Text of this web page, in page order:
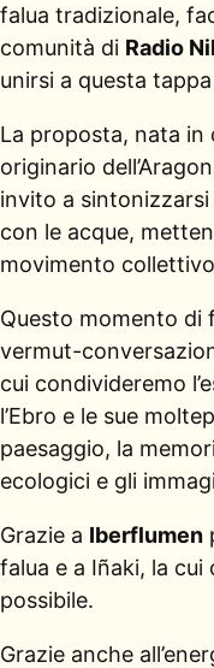
falua tradizionale,
comunità di Radio
unirsi a questa
La proposta, nata in
originario
invito a
con le acque,
movimento
Questo momento di
vermut-
cui condivideremo
l’Ebro e le sue
paesaggio, la
ecologici e gli
Grazie a Iberflumen
falua e a Iñaki, la cui
possibile.
Grazie anche